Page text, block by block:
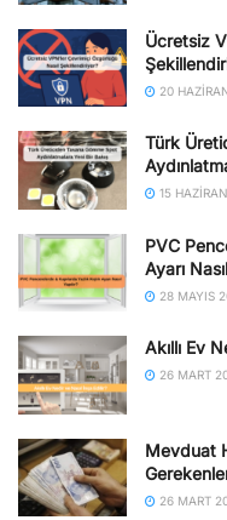
Ücretsiz
20
Türk
15
PVC
Ayarı
28 MAYIS
Akıllı Ev
26 MART
Mevduat
26 MART